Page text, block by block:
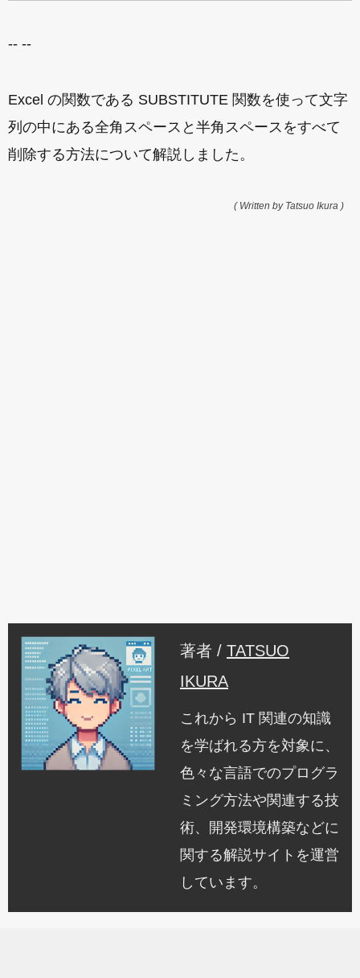
-- --
Excel の関数である SUBSTITUTE 関数を使って文字
列の中にある全角スペースと半角スペースをすべて
削除する方法について解説しました。
( Written by Tatsuo Ikura )
著者 / TATSUO
IKURA
これから IT 関連の知識
を学ばれる方を対象に、
色々な言語でのプログラ
ミング方法や関連する技
術、開発環境構築などに
関する解説サイトを運営
しています。